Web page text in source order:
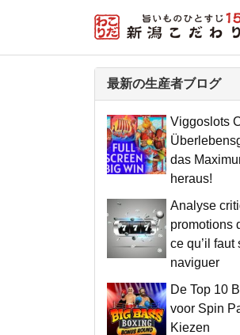
最新の生産者ブログ
Viggoslots
das
heraus!
Analyse
promotions
ce qu’il
naviguer
De Top 10
voor Spin
Kiezen